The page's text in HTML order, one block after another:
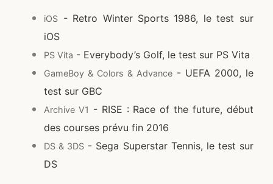
iOS - Retro Winter Sports 1986, le test sur
iOS
PS Vita - Everybody’s Golf, le test sur PS Vita
GameBoy & Colors & Advance - UEFA 2000, le
test sur GBC
Archive V1 - RISE : Race of the future, début
des courses prévu fin 2016
DS & 3DS - Sega Superstar Tennis, le test sur
DS